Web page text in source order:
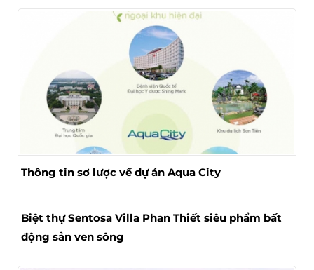
Thông tin sơ lược về dự án Aqua City
Biệt thự Sentosa Villa Phan Thiết siêu phẩm bất
động sản ven sông